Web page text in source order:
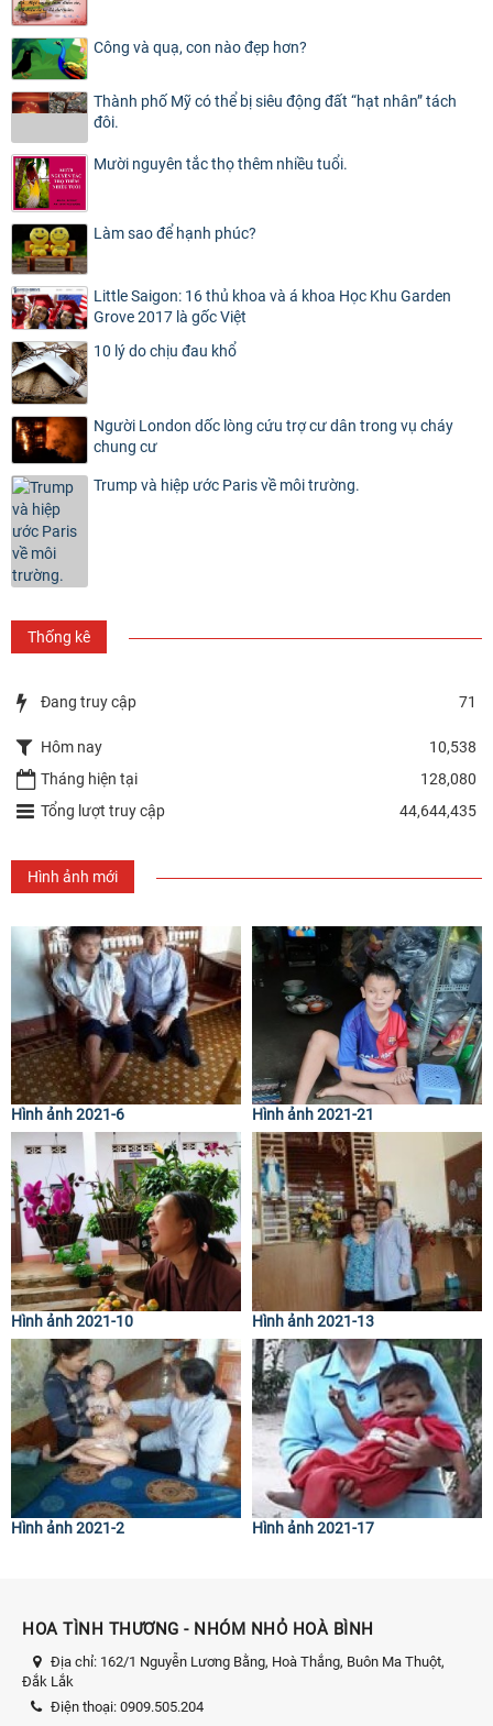
Công và quạ, con nào đẹp hơn?
Thành phố Mỹ có thể bị siêu động đất “hạt nhân” tách
đôi.
Mười nguyên tắc thọ thêm nhiều tuổi.
Làm sao để hạnh phúc?
Little Saigon: 16 thủ khoa và á khoa Học Khu Garden
Grove 2017 là gốc Việt
10 lý do chịu đau khổ
Người London dốc lòng cứu trợ cư dân trong vụ cháy
chung cư
Trump và hiệp ước Paris về môi trường.
Thống kê
Đang truy cập 71
Hôm nay
10,538
Tháng hiện tại
128,080
Tổng lượt truy cập
44,644,435
Hình ảnh mới
Hình ảnh 2021-6 Hình ảnh 2021-21
Hình ảnh 2021-10 Hình ảnh 2021-13
Hình ảnh 2021-2 Hình ảnh 2021-17
HOA TÌNH THƯƠNG - NHÓM NHỎ HOÀ BÌNH
Địa chỉ: 162/1 Nguyễn Lương Bằng, Hoà Thắng, Buôn Ma Thuột,
Đắk Lắk
Điện thoại: 0909.505.204